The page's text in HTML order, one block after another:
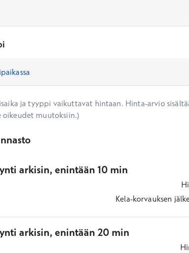
ja tyyppi vaikuttavat hintaan. Hinta-arvio
oikeudet muutoksiin.)
arkisin, enintään 10 min
Kela-korvauksen
arkisin, enintään 20 min